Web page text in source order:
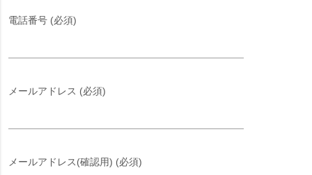
電話番号 (必須)
メールアドレス (必須)
メールアドレス(確認用) (必須)